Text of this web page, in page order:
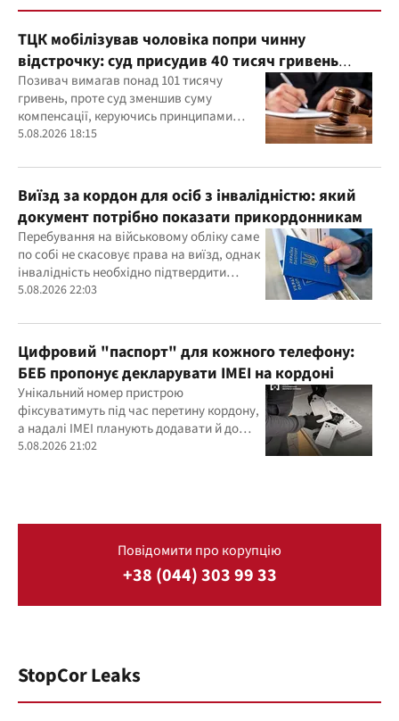
ТЦК мобілізував чоловіка попри чинну
відстрочку: суд присудив 40 тисяч гривень
компенсації
Позивач вимагав понад 101 тисячу
гривень, проте суд зменшив суму
компенсації, керуючись принципами
розумності та співмірності
5.08.2026 18:15
Виїзд за кордон для осіб з інвалідністю: який
документ потрібно показати прикордонникам
Перебування на військовому обліку саме
по собі не скасовує права на виїзд, однак
інвалідність необхідно підтвердити
документально
5.08.2026 22:03
Цифровий "паспорт" для кожного телефону:
БЕБ пропонує декларувати IMEI на кордоні
Унікальний номер пристрою
фіксуватимуть під час перетину кордону,
а надалі IMEI планують додавати й до
фіскальних чеків
5.08.2026 21:02
Повідомити про корупцію
+38 (044) 303 99 33
StopCor Leaks